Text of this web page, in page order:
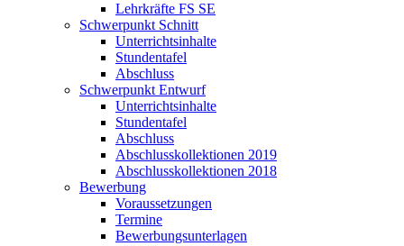
Lehrkräfte FS SE
Schwerpunkt Schnitt
Unterrichtsinhalte
Stundentafel
Abschluss
Schwerpunkt Entwurf
Unterrichtsinhalte
Stundentafel
Abschluss
Abschlusskollektionen 2019
Abschlusskollektionen 2018
Bewerbung
Voraussetzungen
Termine
Bewerbungsunterlagen